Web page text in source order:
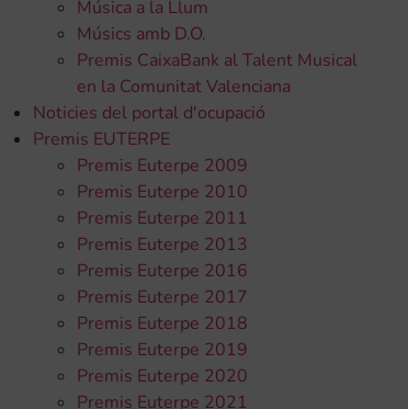
Música a la Llum
Músics amb D.O.
Premis CaixaBank al Talent Musical
en la Comunitat Valenciana
Noticies del portal d'ocupació
Premis EUTERPE
Premis Euterpe 2009
Premis Euterpe 2010
Premis Euterpe 2011
Premis Euterpe 2013
Premis Euterpe 2016
Premis Euterpe 2017
Premis Euterpe 2018
Premis Euterpe 2019
Premis Euterpe 2020
Premis Euterpe 2021